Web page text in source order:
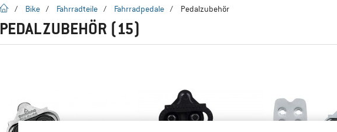
Startseite
/ Bike / Fahrradteile / Fahrradpedale / Pedalzubehör
PEDALZUBEHÖR (15)